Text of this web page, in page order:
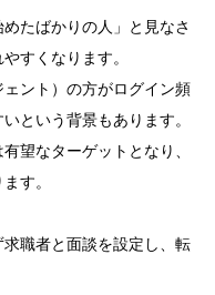
たばかりの人」と見なさ
すくなります。
ント）の方がログイン頻
という背景もあります。
望なターゲットとなり、
す。
職者と面談を設定し、転